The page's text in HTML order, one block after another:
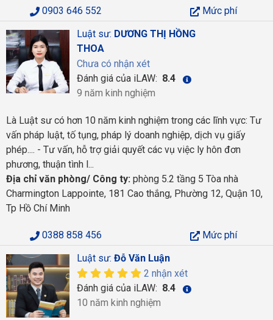
0903 646 552
Mức phí
Luật sư: DƯƠNG THỊ HỒNG
THOA
Chưa có nhận xét
Đánh giá của iLAW: 8.4
9 năm kinh nghiệm
Là Luật sư có hơn 10 năm kinh nghiệm trong các lĩnh vực: Tư
vấn pháp luật, tố tụng, pháp lý doanh nghiệp, dịch vụ giấy
phép.... - Tư vấn, hỗ trợ giải quyết các vụ việc ly hôn đơn
phương, thuận tình l...
Địa chỉ văn phòng/ Công ty: phòng 5.2 tầng 5 Tòa nhà
Charmington Lappointe, 181 Cao thắng, Phường 12, Quận 10,
Tp Hồ Chí Minh
0388 858 456
Mức phí
Luật sư: Đỗ Văn Luận
2 nhận xét
Đánh giá của iLAW: 8.4
10 năm kinh nghiệm